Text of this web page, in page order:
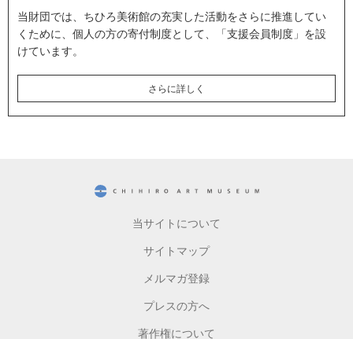
当財団では、ちひろ美術館の充実した活動をさらに推進してい
くために、個人の方の寄付制度として、「支援会員制度」を設
けています。
さらに詳しく
当サイトについて
サイトマップ
メルマガ登録
プレスの方へ
著作権について